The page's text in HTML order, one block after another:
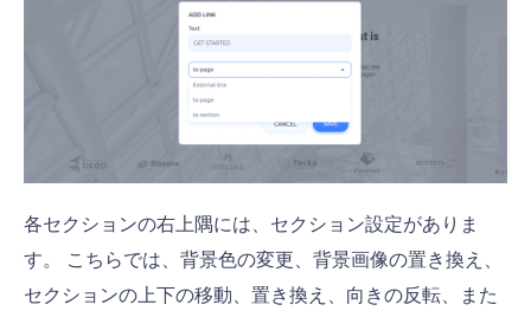
各セクションの右上隅には、セクション設定がありま
す。 こちらでは、背景色の変更、背景画像の置き換え、
セクションの上下の移動、置き換え、向きの反転、また